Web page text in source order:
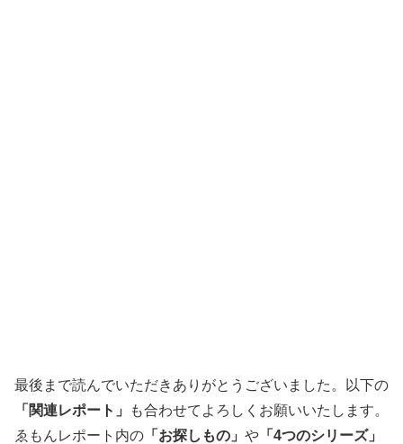
最後まで読んでいただきありがとうございました。以下の
「関連レポート」
も合わせてよろしくお願いいたします。
ゑもんレポート内の 「お探しもの」 や 「4つのシリーズ」